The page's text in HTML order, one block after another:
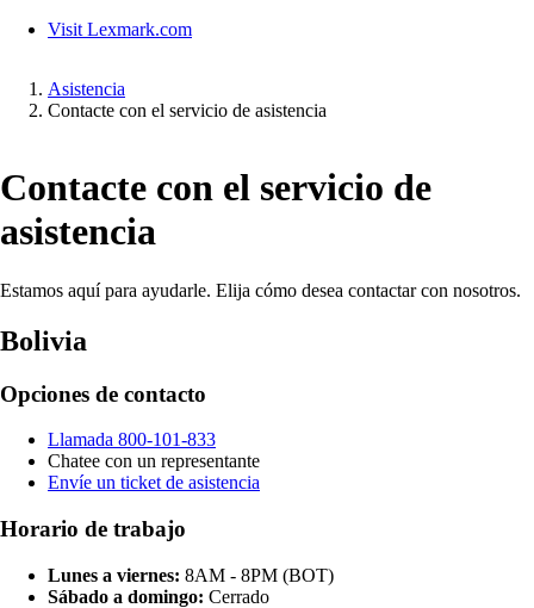
Visit Lexmark.com
Asistencia
Contacte con el servicio de asistencia
Contacte con el servicio de
asistencia
Estamos aquí para ayudarle. Elija cómo desea contactar con nosotros.
Bolivia
Opciones de contacto
Llamada 800-101-833
Chatee con un representante
Envíe un ticket de asistencia
Horario de trabajo
Lunes a viernes: 8AM - 8PM (BOT)
Sábado a domingo: Cerrado